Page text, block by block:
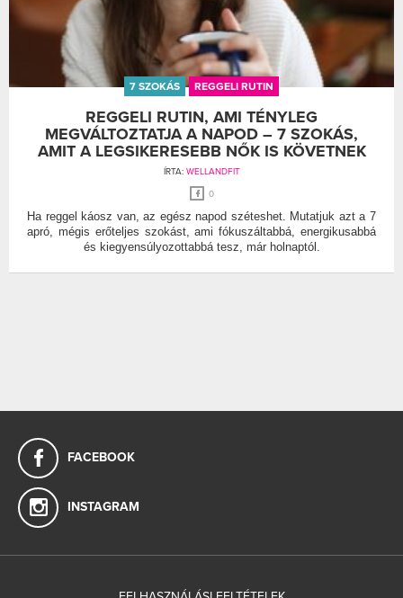
7 SZOKÁS REGGELI RUTIN
REGGELI RUTIN, AMI TÉNYLEG
MEGVÁLTOZTATJA A NAPOD – 7 SZOKÁS,
AMIT A LEGSIKERESEBB NŐK IS KÖVETNEK
ÍRTA: WELLANDFIT
0
Ha reggel káosz van, az egész napod széteshet. Mutatjuk azt a 7
apró, mégis erőteljes szokást, ami fókuszáltabbá, energikusabbá
és kiegyensúlyozottabbá tesz, már holnaptól.
FACEBOOK
INSTAGRAM